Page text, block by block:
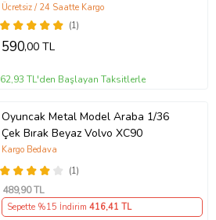
(1)
Ücretsiz / 24 Saatte Kargo
590,00 TL
62,93 TL'den Başlayan Taksitlerle
Oyuncak Metal Model Araba 1/36
Çek Bırak Beyaz Volvo XC90
(1)
Kargo Bedava
489,90 TL
Sepette %15 İndirim 416,41 TL